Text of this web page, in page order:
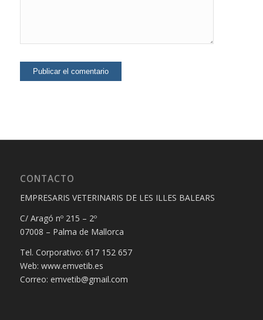
CONTACTO
EMPRESARIS VETERINARIS DE LES ILLES BALEARS
C/ Aragó nº 215 – 2º
07008 – Palma de Mallorca
Tel. Corporativo: 617 152 657
Web: www.emvetib.es
Correo: emvetib@gmail.com